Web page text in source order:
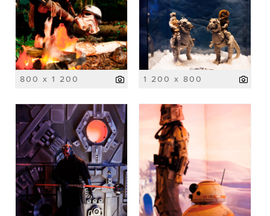
800 x 1 200 1 200 x 800